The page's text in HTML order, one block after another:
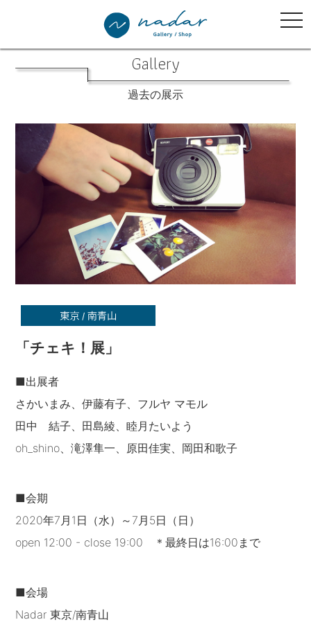
Gallery
過去の展示
「チェキ！展」
■出展者
さかいまみ、伊藤有子、フルヤ マモル
田中 結子、田島綾、睦月たいよう
oh_shino、滝澤隼一、原田佳実、岡田和歌子
■会期
2020年7月1日（水）～7月5日（日）
open 12:00 - close 19:00 ＊最終日は16:00まで
■会場
Nadar 東京/南青山